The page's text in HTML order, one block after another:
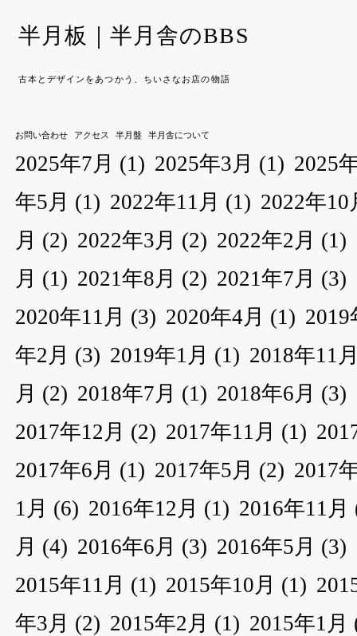
半月板｜半月舎のBBS
古本とデザインをあつかう、ちいさなお店の物語
お問い合わせ アクセス 半月盤 半月舎について
2025年7月 (1) 2025年3月 (1) 2025
年5月 (1) 2022年11月 (1) 2022年10
月 (2) 2022年3月 (2) 2022年2月 (1)
月 (1) 2021年8月 (2) 2021年7月 (3)
2020年11月 (3) 2020年4月 (1) 2019
年2月 (3) 2019年1月 (1) 2018年11
月 (2) 2018年7月 (1) 2018年6月 (3)
2017年12月 (2) 2017年11月 (1)
2017年6月 (1) 2017年5月 (2) 2017
1月 (6) 2016年12月 (1) 2016年11月
月 (4) 2016年6月 (3) 2016年5月 (3)
2015年11月 (1) 2015年10月 (1)
年3月 (2) 2015年2月 (1) 2015年1月